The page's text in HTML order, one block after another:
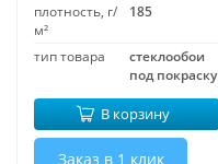
плотность, г/
м²
185
тип товара
стеклообои
под покраску
В корзину
Заказ в 1 клик